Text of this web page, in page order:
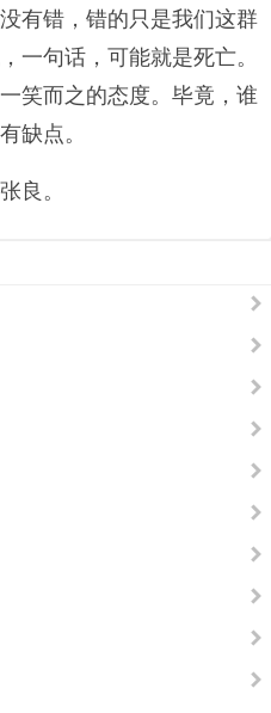
有错，错的只是我们这群
一句话，可能就是死亡。
笑而之的态度。毕竟，谁
缺点。
良。